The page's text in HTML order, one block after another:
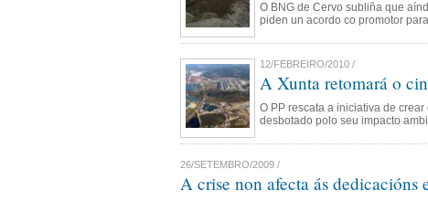
O BNG de Cervo subliña que
piden un acordo co promotor
12/FEBREIRO/2010 /
A Xunta retomará o
O PP rescata a iniciativa de
desbotado polo seu impacto
26/SETEMBRO/2009 /
A crise non afecta ás dedicacións